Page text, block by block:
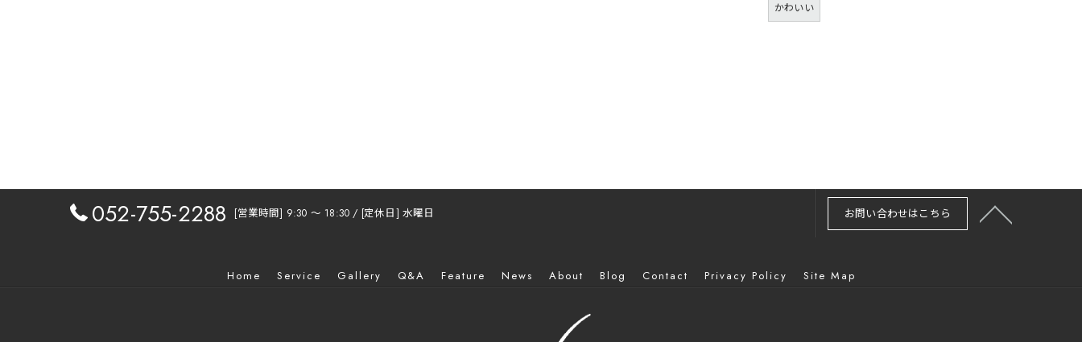
かわいい
052-755-2288 [営業時間] 9:30 〜 18:30 / [定休日] 水曜日 お問い合わせはこちら
Home Service Gallery Q&A Feature News About Blog Contact Privacy Policy Site Map